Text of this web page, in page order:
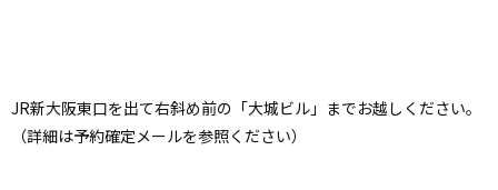
JR新大阪東口を出て右斜め前の「大城ビル」までお越しください。
（詳細は予約確定メールを参照ください）